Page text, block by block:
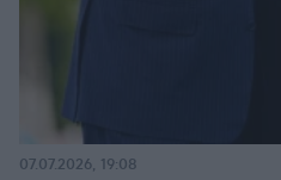
07.07.2026, 19:08